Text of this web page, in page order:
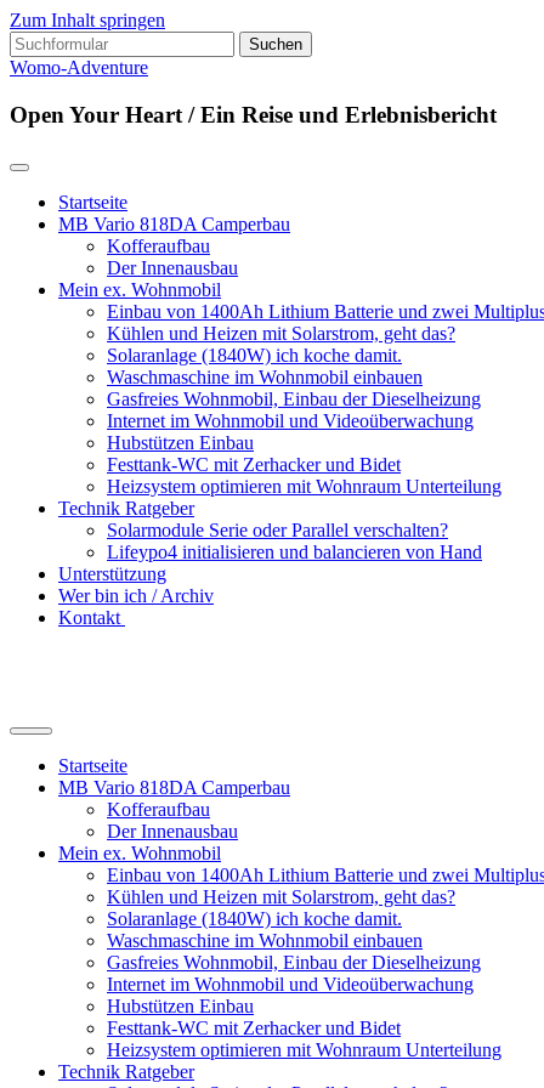
Zum Inhalt springen
Suchen
nach:
Womo-Adventure
Open Your Heart / Ein Reise und Erlebnisbericht
Startseite
MB Vario 818DA Camperbau
Kofferaufbau
Der Innenausbau
Mein ex. Wohnmobil
Einbau von 1400Ah Lithium Batterie und zwei
Kühlen und Heizen mit Solarstrom, geht das?
Solaranlage (1840W) ich koche damit.
Waschmaschine im Wohnmobil einbauen
Gasfreies Wohnmobil, Einbau der Dieselheizung
Internet im Wohnmobil und Videoüberwachung
Hubstützen Einbau
Festtank-WC mit Zerhacker und Bidet
Heizsystem optimieren mit Wohnraum Unterteilung
Technik Ratgeber
Solarmodule Serie oder Parallel verschalten?
Lifeypo4 initialisieren und balancieren von Hand
Unterstützung
Wer bin ich / Archiv
Kontakt
Suchfeld
ein-/ausblenden
Startseite
MB Vario 818DA Camperbau
Kofferaufbau
Der Innenausbau
Mein ex. Wohnmobil
Einbau von 1400Ah Lithium Batterie und zwei
Kühlen und Heizen mit Solarstrom, geht das?
Solaranlage (1840W) ich koche damit.
Waschmaschine im Wohnmobil einbauen
Gasfreies Wohnmobil, Einbau der Dieselheizung
Internet im Wohnmobil und Videoüberwachung
Hubstützen Einbau
Festtank-WC mit Zerhacker und Bidet
Heizsystem optimieren mit Wohnraum Unterteilung
Technik Ratgeber